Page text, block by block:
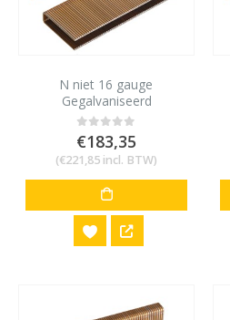
N niet 16 gauge
Gegalvaniseerd
10,6x19mm 20.000 stuks
0out of 5
€183,35
(€221,85 incl. BTW)